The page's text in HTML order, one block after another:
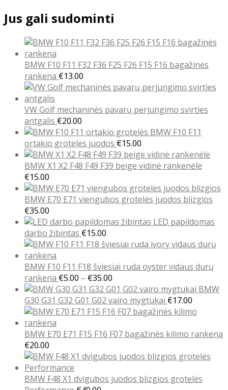
Jus gali sudominti
BMW F10 F11 F32 F36 F25 F26 F15 F16 bagažinės
rankena €13.00
VW Golf mechaninės pavarų perjungimo svirties
antgalis €20.00
BMW F10 F11
ortakio grotelės juodos €15.00
BMW X1 X2 F48 F49 F39 beige vidinė rankenėlė
€15.00
BMW E70 E71 viengubos grotelės juodos blizgios
€35.00
LED papildomas
darbo žibintas €15.00
BMW F10 F11 F18 šviesiai ruda oyster vidaus durų
rankena €5.00 – €35.00
range:
€5.00
through
BMW
G30 G31 G32 G01 G02 vairo mygtukai €17.00
BMW E70 E71 F15 F16 F07 bagažinės kilimo rankena
€20.00
BMW F48 X1 dvigubos juodos blizgios grotelės